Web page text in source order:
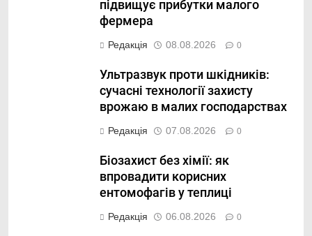
підвищує прибутки малого
фермера
Редакція 08.08.2026 0
Ультразвук проти шкідників:
сучасні технології захисту
врожаю в малих господарствах
Редакція 07.08.2026 0
Біозахист без хімії: як
впровадити корисних
ентомофагів у теплиці
Редакція 06.08.2026 0